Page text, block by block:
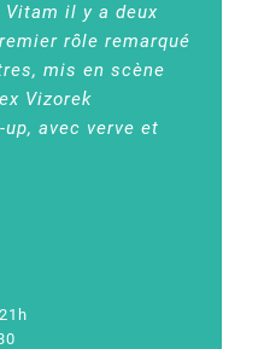
Vitam il y a deux
rôle remarqué
mis en scène
Vizorek
avec verve et